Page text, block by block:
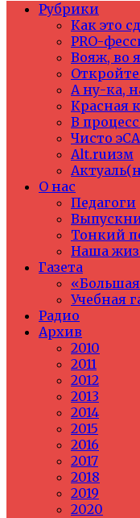
Рубрики
Как это
PRO-
Вояж, во
А ну-ка,
Красная
В
Чисто
Alt.ruизм
О нас
Педагоги
Тонкий
Наша
Газета
Учебная
Радио
Архив
2010
2011
2012
2013
2014
2015
2016
2017
2018
2019
2020